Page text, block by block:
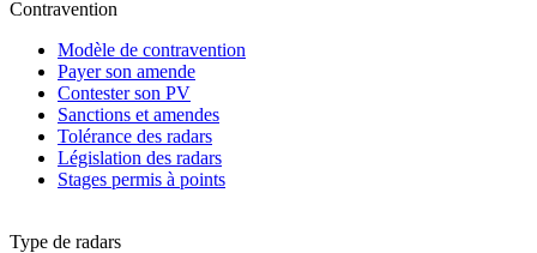
Contravention
Modèle de contravention
Payer son amende
Contester son PV
Sanctions et amendes
Tolérance des radars
Législation des radars
Stages permis à points
Type de radars